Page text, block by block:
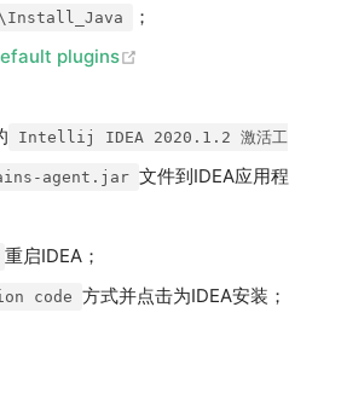
；
plugins
Intellij IDEA 2020.1.2 激活工
agent.jar 文件到IDEA应用程
重启IDEA；
code 方式并点击为IDEA安装；